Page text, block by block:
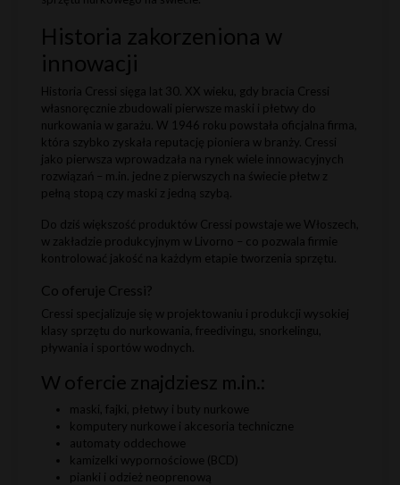
Historia zakorzeniona w
innowacji
Historia Cressi sięga lat 30. XX wieku, gdy bracia Cressi
własnoręcznie zbudowali pierwsze maski i płetwy do
nurkowania w garażu. W 1946 roku powstała oficjalna firma,
która szybko zyskała reputację pioniera w branży. Cressi
jako pierwsza wprowadzała na rynek wiele innowacyjnych
rozwiązań – m.in. jedne z pierwszych na świecie płetw z
pełną stopą czy maski z jedną szybą.
Do dziś większość produktów Cressi powstaje we Włoszech,
w zakładzie produkcyjnym w Livorno – co pozwala firmie
kontrolować jakość na każdym etapie tworzenia sprzętu.
Co oferuje Cressi?
Cressi specjalizuje się w projektowaniu i produkcji wysokiej
klasy sprzętu do nurkowania, freedivingu, snorkelingu,
pływania i sportów wodnych.
W ofercie znajdziesz m.in.:
maski, fajki, płetwy i buty nurkowe
komputery nurkowe i akcesoria techniczne
automaty oddechowe
kamizelki wypornościowe (BCD)
pianki i odzież neoprenową